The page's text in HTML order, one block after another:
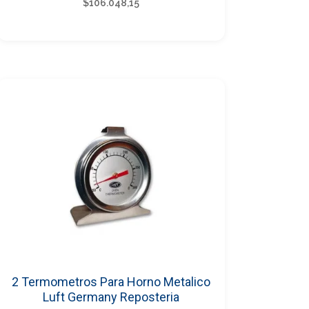
$106.048,15
2 Termometros Para Horno Metalico
Luft Germany Reposteria